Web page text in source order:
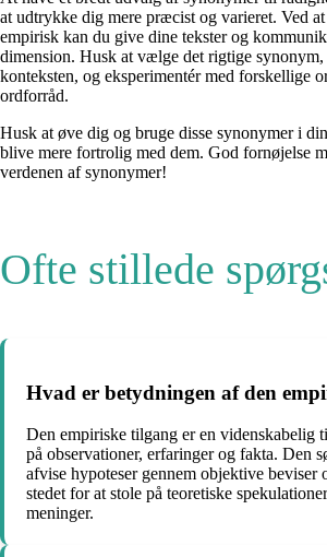
at udtrykke dig mere præcist og varieret. Ved
empirisk kan du give dine tekster og
dimension. Husk at vælge det rigtige synonym,
konteksten, og eksperimentér med forskellige
ordforråd.
Husk at øve dig og bruge disse synonymer i
blive mere fortrolig med dem. God fornøjelse
verdenen af ​​synonymer!
Ofte stillede
Hvad er betydningen af ​​den
Den empiriske tilgang er en videnskabelig
på observationer, erfaringer og fakta. Den
afvise hypoteser gennem objektive beviser
stedet for at stole på teoretiske
meninger.